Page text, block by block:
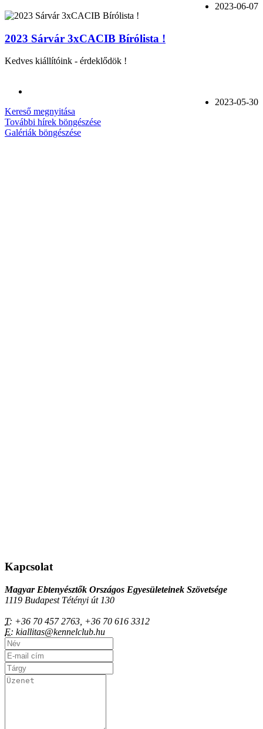
2023-06-07
2023 Sárvár 3xCACIB Bírólista !
Kedves kiállítóink - érdeklődök !
2023-05-30
Kereső megnyitása
További hírek böngészése
Galériák böngészése
Kapcsolat
Magyar Ebtenyésztők Országos Egyesületeinek Szövetsége
1119 Budapest Tétényi út 130
T: +36 70 457 2763, +36 70 616 3312
E: kiallitas@kennelclub.hu